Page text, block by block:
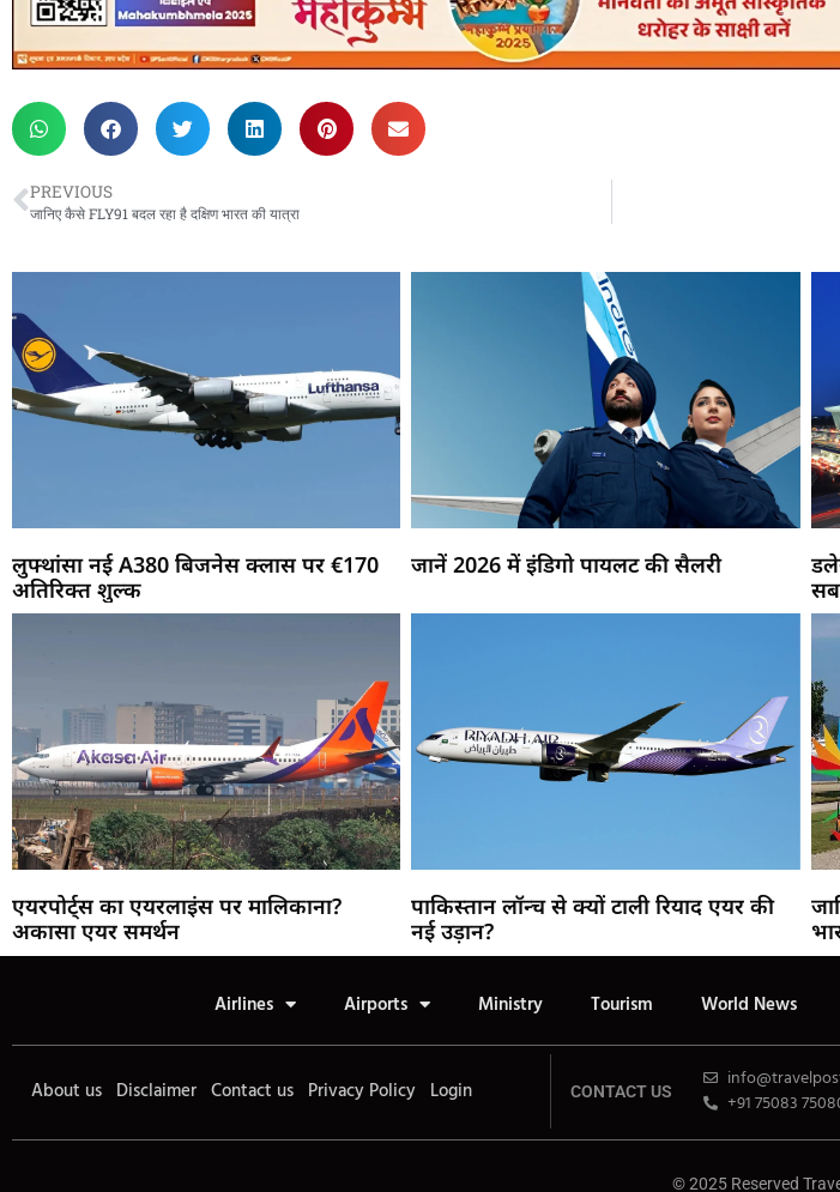
PREVIOUS
जानिए कैसे FLY91 बदल रहा है दक्षिण भारत की यात्रा
लुफ्थांसा नई A380 बिजनेस क्लास पर €170
अतिरिक्त शुल्क
जानें 2026 में इंडिगो पायलट की सैलरी
एयरपोर्ट्स का एयरलाइंस पर मालिकाना?
अकासा एयर समर्थन
पाकिस्तान लॉन्च से क्यों टाली रियाद एयर की
नई उड़ान?
Airlines Airports Ministry Tourism World News
About us Disclaimer Contact us Privacy Policy Login CONTACT US
+91 75083
© 2025 Reserved